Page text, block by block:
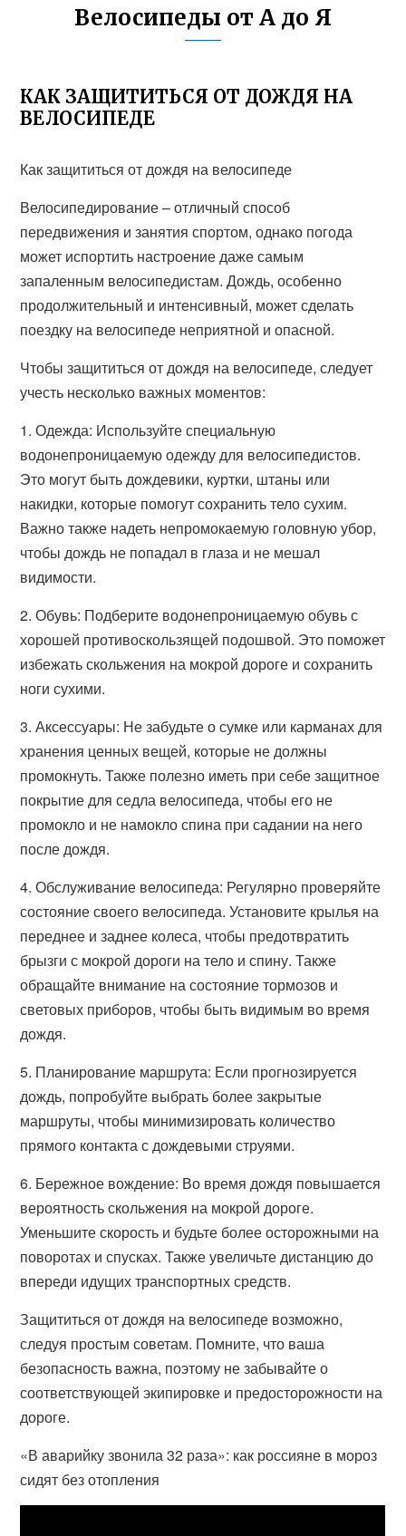
Велосипеды от А до Я
КАК ЗАЩИТИТЬСЯ ОТ ДОЖДЯ НА
ВЕЛОСИПЕДЕ
Как защититься от дождя на велосипеде
Велосипедирование – отличный способ
передвижения и занятия спортом, однако погода
может испортить настроение даже самым
запаленным велосипедистам. Дождь, особенно
продолжительный и интенсивный, может сделать
поездку на велосипеде неприятной и опасной.
Чтобы защититься от дождя на велосипеде, следует
учесть несколько важных моментов:
1. Одежда: Используйте специальную
водонепроницаемую одежду для велосипедистов.
Это могут быть дождевики, куртки, штаны или
накидки, которые помогут сохранить тело сухим.
Важно также надеть непромокаемую головную убор,
чтобы дождь не попадал в глаза и не мешал
видимости.
2. Обувь: Подберите водонепроницаемую обувь с
хорошей противоскользящей подошвой. Это поможет
избежать скольжения на мокрой дороге и сохранить
ноги сухими.
3. Аксессуары: Не забудьте о сумке или карманах для
хранения ценных вещей, которые не должны
промокнуть. Также полезно иметь при себе защитное
покрытие для седла велосипеда, чтобы его не
промокло и не намокло спина при садании на него
после дождя.
4. Обслуживание велосипеда: Регулярно проверяйте
состояние своего велосипеда. Установите крылья на
переднее и заднее колеса, чтобы предотвратить
брызги с мокрой дороги на тело и спину. Также
обращайте внимание на состояние тормозов и
световых приборов, чтобы быть видимым во время
дождя.
5. Планирование маршрута: Если прогнозируется
дождь, попробуйте выбрать более закрытые
маршруты, чтобы минимизировать количество
прямого контакта с дождевыми струями.
6. Бережное вождение: Во время дождя повышается
вероятность скольжения на мокрой дороге.
Уменьшите скорость и будьте более осторожными на
поворотах и спусках. Также увеличьте дистанцию до
впереди идущих транспортных средств.
Защититься от дождя на велосипеде возможно,
следуя простым советам. Помните, что ваша
безопасность важна, поэтому не забывайте о
соответствующей экипировке и предосторожности на
дороге.
«В аварийку звонила 32 раза»: как россияне в мороз
сидят без отопления